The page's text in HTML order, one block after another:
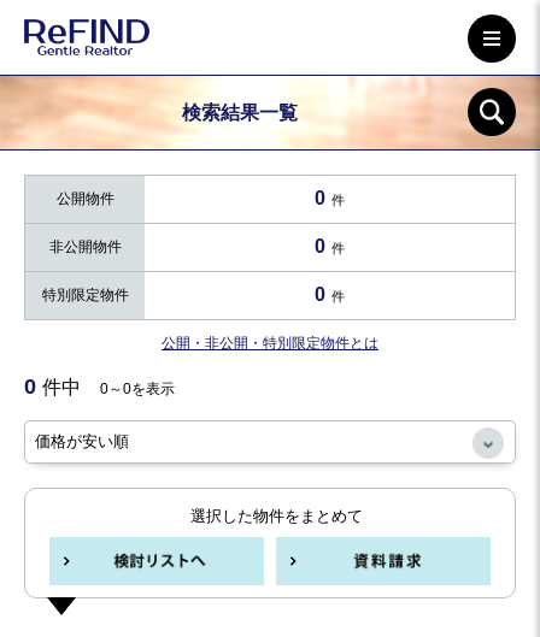
検索結果一覧
公開物件 0 件
非公開物件 0 件
特別限定物件 0 件
公開・非公開・特別限定物件とは
0 件中 0～0を表示
選択した物件をまとめて